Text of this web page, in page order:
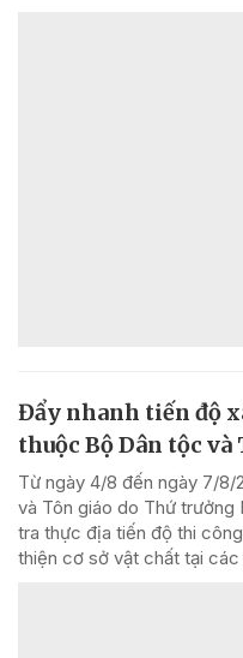
Đẩy nhanh tiến độ
thuộc Bộ Dân tộc và
Từ ngày 4/8 đến ngày 7/
và Tôn giáo do Thứ trưởng
tra thực địa tiến độ thi
thiện cơ sở vật chất tại các